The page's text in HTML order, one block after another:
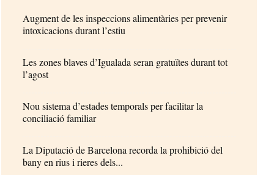
Augment de les inspeccions alimentàries per prevenir
intoxicacions durant l’estiu
Les zones blaves d’Igualada seran gratuïtes durant tot
l’agost
Nou sistema d’estades temporals per facilitar la
conciliació familiar
La Diputació de Barcelona recorda la prohibició del
bany en rius i rieres dels...